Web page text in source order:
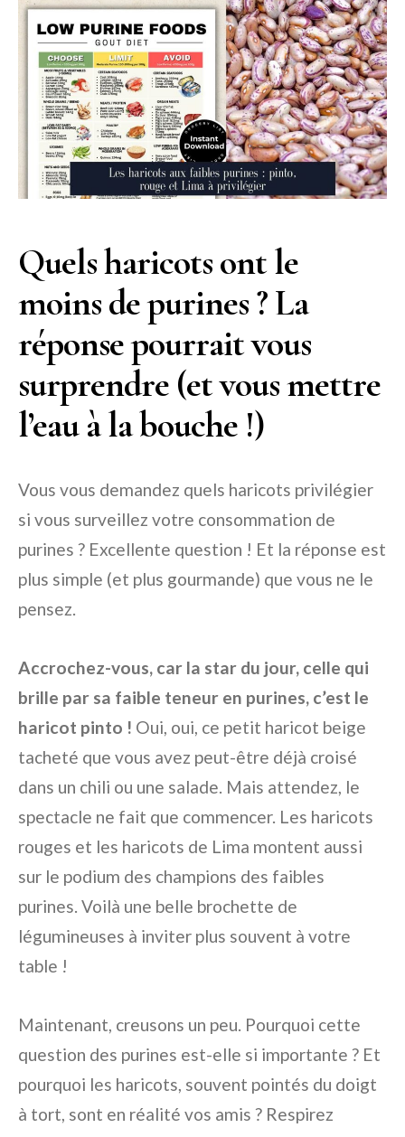
Quels haricots ont le
moins de purines ? La
réponse pourrait vous
surprendre (et vous mettre
l’eau à la bouche !)
Vous vous demandez quels haricots privilégier
si vous surveillez votre consommation de
purines ? Excellente question ! Et la réponse est
plus simple (et plus gourmande) que vous ne le
pensez.
Accrochez-vous, car la star du jour, celle qui
brille par sa faible teneur en purines, c’est le
haricot pinto ! Oui, oui, ce petit haricot beige
tacheté que vous avez peut-être déjà croisé
dans un chili ou une salade. Mais attendez, le
spectacle ne fait que commencer. Les haricots
rouges et les haricots de Lima montent aussi
sur le podium des champions des faibles
purines. Voilà une belle brochette de
légumineuses à inviter plus souvent à votre
table !
Maintenant, creusons un peu. Pourquoi cette
question des purines est-elle si importante ? Et
pourquoi les haricots, souvent pointés du doigt
à tort, sont en réalité vos amis ? Respirez